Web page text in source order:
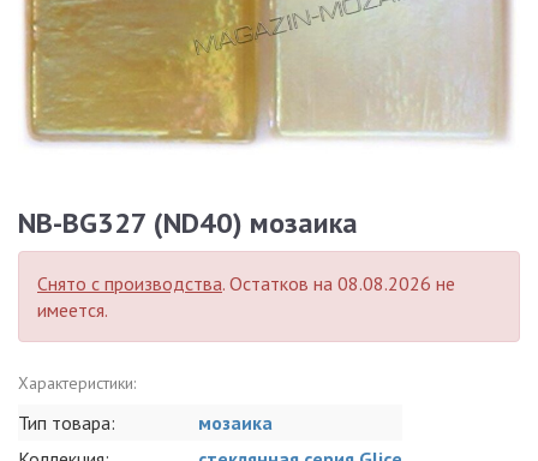
NB-BG327 (ND40) мозаика
Снято с производства. Остатков на 08.08.2026 не
имеется.
Характеристики:
Тип товара:
мозаика